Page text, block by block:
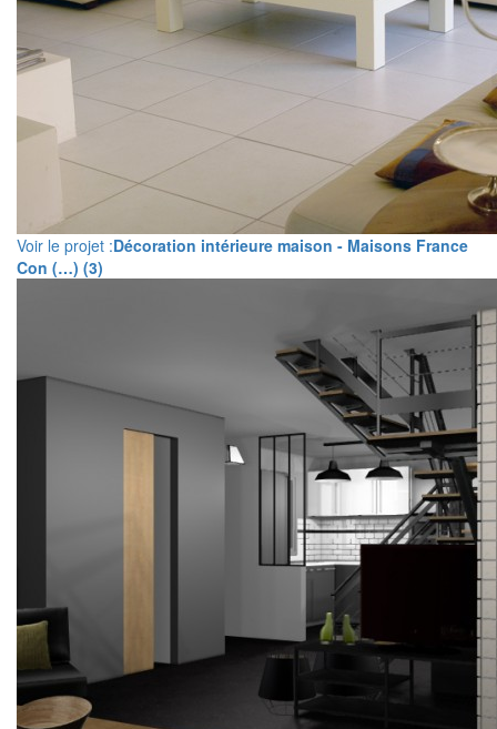
Voir le projet :Décoration intérieure maison - Maisons France
Con (…) (3)